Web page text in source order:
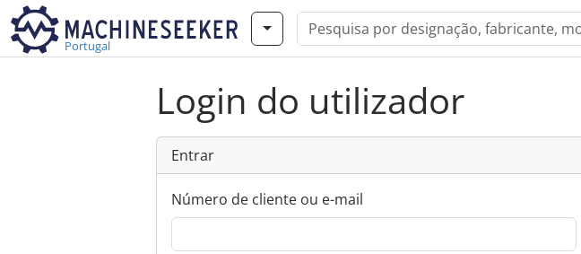
Portugal
Login do utilizador
Entrar
Número de cliente ou e-mail